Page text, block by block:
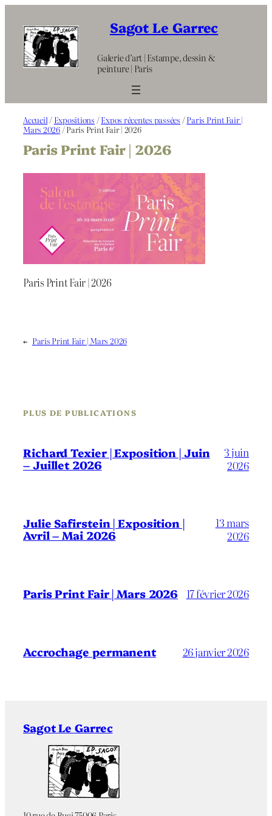
contenu
Sagot Le Garrec
Galerie d’art | Estampe, dessin &
peinture | Paris
Accueil / Expositions /Expos récentes passées /Paris Print Fair |
Mars 2026/ Paris Print Fair | 2026
Paris Print Fair | 2026
Paris Print Fair | 2026
← Paris Print Fair | Mars 2026
PLUS DE PUBLICATIONS
Richard Texier | Exposition | Juin
– Juillet 2026
3 juin
2026
Julie Safirstein | Exposition |
Avril – Mai 2026
13 mars
2026
Paris Print Fair | Mars 2026 17 février 2026
Accrochage permanent 26 janvier 2026
Sagot Le Garrec